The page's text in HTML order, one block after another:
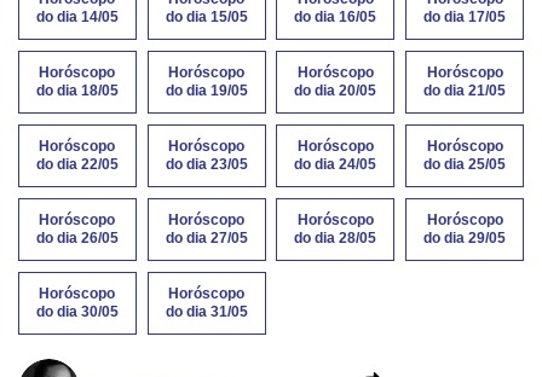
do dia 14/05
do dia 15/05
do dia 16/05
do dia 17/05
Horóscopo
do dia 18/05
Horóscopo
do dia 19/05
Horóscopo
do dia 20/05
Horóscopo
do dia 21/05
Horóscopo
do dia 22/05
Horóscopo
do dia 23/05
Horóscopo
do dia 24/05
Horóscopo
do dia 25/05
Horóscopo
do dia 26/05
Horóscopo
do dia 27/05
Horóscopo
do dia 28/05
Horóscopo
do dia 29/05
Horóscopo
do dia 30/05
Horóscopo
do dia 31/05